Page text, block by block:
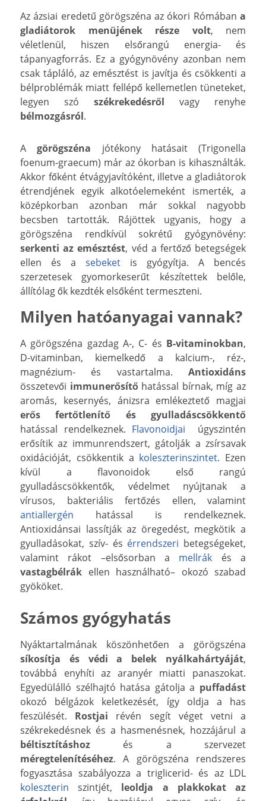
Az ázsiai eredetű görögszéna az ókori Rómában a
gladiátorok menüjének része volt, nem
véletlenül, hiszen elsőrangú energia- és
tápanyagforrás. Ez a gyógynövény azonban nem
csak tápláló, az emésztést is javítja és csökkenti a
bélproblémák miatt fellépő kellemetlen tüneteket,
legyen szó székrekedésről vagy renyhe
bélmozgásról.
Agörögszéna jótékony hatásait (Trigonella
foenum-graecum) már az ókorban is kihasználták.
Akkor főként étvágyjavítóként, illetve a gladiátorok
étrendjének egyik alkotóelemeként ismerték, a
középkorban azonban már sokkal nagyobb
becsben tartották. Rájöttek ugyanis, hogy a
görögszéna rendkívül sokrétű gyógynövény:
serkenti az emésztést, véd a fertőző betegségek
ellen és a sebeket is gyógyítja. A bencés
szerzetesek gyomorkeserűt készítettek belőle,
állítólag ők kezdték elsőként termeszteni.
Milyen hatóanyagai vannak?
A görögszéna gazdag A-, C- és B-vitaminokban,
D-vitaminban, kiemelkedő a kalcium-, réz-,
magnézium- és vastartalma. Antioxidáns
összetevői immunerősítő hatással bírnak, míg az
aromás, kesernyés, ánizsra emlékeztető magjai
erős fertőtlenítő és gyulladáscsökkentő
hatással rendelkeznek. Flavonoidjai úgyszintén
erősítik az immunrendszert, gátolják a zsírsavak
oxidációját, csökkentik a koleszterinszintet. Ezen
kívül a flavonoidok első rangú
gyulladáscsökkentők, védelmet nyújtanak a
vírusos, bakteriális fertőzés ellen, valamint
antiallergén hatással is rendelkeznek.
Antioxidánsai lassítják az öregedést, megkötik a
gyulladásokat, szív- és érrendszeri betegségeket,
valamint rákot –elsősorban a mellrák és a
vastagbélrák ellen használható– okozó szabad
gyököket.
Számos gyógyhatás
Nyáktartalmának köszönhetően a görögszéna
síkosítja és védi a belek nyálkahártyáját,
továbbá enyhíti az aranyér miatti panaszokat.
Egyedülálló szélhajtó hatása gátolja a puffadást
okozó bélgázok keletkezését, így oldja a has
feszülését. Rostjai révén segít véget vetni a
székrekedésnek és a hasmenésnek, hozzájárul a
béltisztításhoz és a szervezet
méregtelenítéséhez. A görögszéna rendszeres
fogyasztása szabályozza a triglicerid- és az LDL
koleszterin szintjét, leoldja a plakkokat az